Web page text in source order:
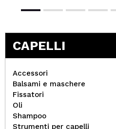
CAPELLI
Accessori
Balsami e maschere
Fissatori
Oli
Shampoo
Strumenti per capelli